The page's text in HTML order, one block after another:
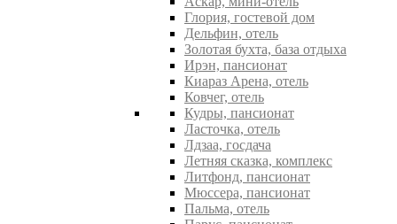
Глория, гостевой дом
Дельфин, отель
Золотая бухта, база отдыха
Ирэн, пансионат
Киараз Арена, отель
Ковчег, отель
Кудры, пансионат
Ласточка, отель
Лдзаа, госдача
Летняя сказка, комплекс
Литфонд, пансионат
Мюссера, пансионат
Пальма, отель